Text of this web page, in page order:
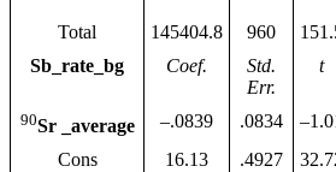
Total
145404.8 960
Sb_rate_bg
Coef.
Std.
Err.
t
90Sr _average –.0839 .0834
Cons
16.13 .4927